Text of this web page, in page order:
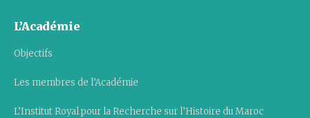
L’Académie
Objectifs
Les membres de l’Académie
L’Institut Royal pour la Recherche sur l’Histoire du Maroc